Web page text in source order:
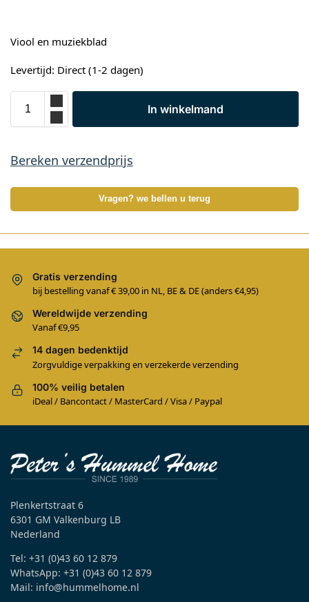
Viool en muziekblad
Levertijd: Direct (1-2 dagen)
In winkelmand
Bereken verzendprijs
Vragen? we bellen u terug
Gratis verzending
bij bestelling vanaf € 39,00 in NL, BE & DE (anders €4,95)
Wereldwijde verzending
Vanaf €9,95
14 dagen bedenktijd
Zorgvuldige verpakking en verzekerde verzending
100% veilig betalen
iDeal / Bancontact / MasterCard / Visa / Paypal
Plenkertstraat 6
6301 GM Valkenburg LB
Nederland
Tel: +31 (0)43 60 12 879
WhatsApp: +31 (0)43 60 12 879
Mail: info@hummelhome.nl